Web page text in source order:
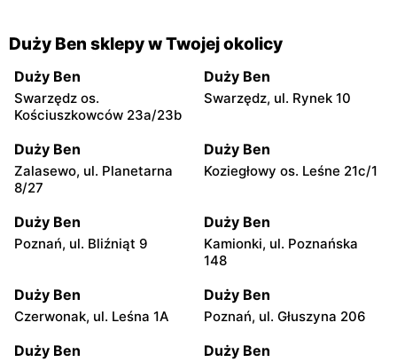
Duży Ben sklepy w Twojej okolicy
Duży Ben
Swarzędz os.
Kościuszkowców 23a/23b
Duży Ben
Swarzędz, ul. Rynek 10
Duży Ben
Zalasewo, ul. Planetarna
8/27
Duży Ben
Koziegłowy os. Leśne 21c/1
Duży Ben
Poznań, ul. Bliźniąt 9
Duży Ben
Kamionki, ul. Poznańska
148
Duży Ben
Czerwonak, ul. Leśna 1A
Duży Ben
Poznań, ul. Głuszyna 206
Duży Ben Duży Ben